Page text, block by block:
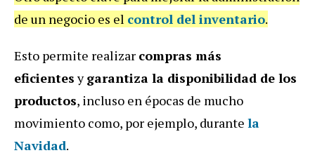
de un negocio es el control del inventario.
Esto permite realizar compras más
eficientesygarantiza la disponibilidad de los
productos, incluso en épocas de mucho
movimiento como, por ejemplo, durante la
Navidad.